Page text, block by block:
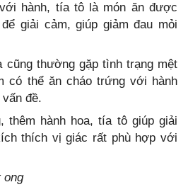
hành, tía tô là món ăn được
giải cảm, giúp giảm đau mỏi
cũng thường gặp tình trạng mệt
có thể ăn cháo trứng với hành
đề.
thêm hành hoa, tía tô giúp giải
thích vị giác rất phù hợp với
ong